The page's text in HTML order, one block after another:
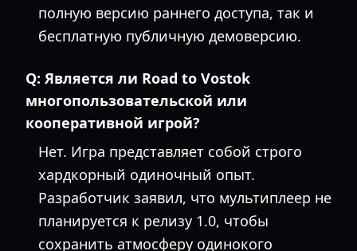
полную версию раннего доступа, так и
бесплатную публичную демоверсию.
Q: Является ли Road to Vostok
многопользовательской или
кооперативной игрой?
Нет. Игра представляет собой строго
хардкорный одиночный опыт.
Разработчик заявил, что мультиплеер не
планируется к релизу 1.0, чтобы
сохранить атмосферу одинокого